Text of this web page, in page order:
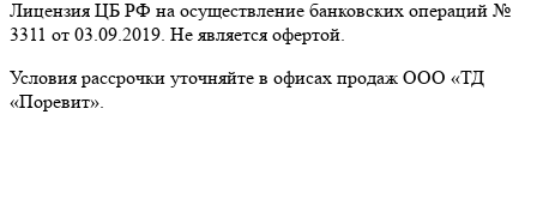
Лицензия ЦБ РФ на осуществление банковских операций №
3311 от 03.09.2019. Не является офертой.
Условия рассрочки уточняйте в офисах продаж ООО «ТД
«Поревит».